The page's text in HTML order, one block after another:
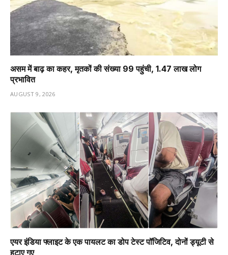
असम में बाढ़ का कहर, मृतकों की संख्या 99 पहुंची, 1.47 लाख लोग
प्रभावित
AUGUST 9, 2026
एयर इंडिया फ्लाइट के एक पायलट का डोप टेस्ट पॉजिटिव, दोनों ड्यूटी से
हटाए गए